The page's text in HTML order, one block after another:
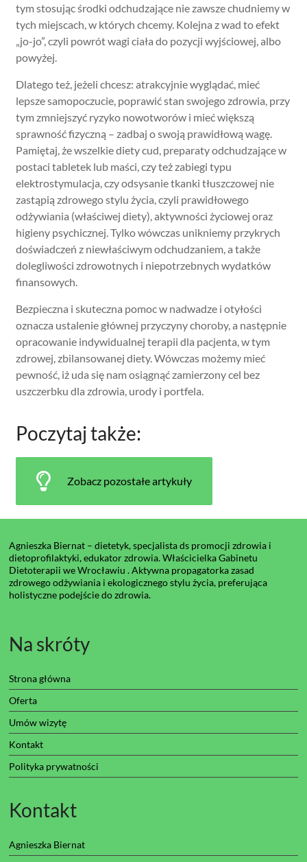
tym stosując środki odchudzające nie zawsze chudniemy w
tych miejscach, w których chcemy. Kolejna z wad to efekt
„jo-jo”, czyli powrót wagi ciała do pozycji wyjściowej, albo
powyżej.
Dlatego też, jeżeli chcesz: atrakcyjnie wyglądać, mieć
lepsze samopoczucie, poprawić stan swojego zdrowia, przy
tym zmniejszyć ryzyko nowotworów i mieć większą
sprawność fizyczną – zadbaj o swoją prawidłową wagę.
Pamiętaj, że wszelkie diety cud, preparaty odchudzające w
postaci tabletek lub maści, czy też zabiegi typu
elektrostymulacja, czy odsysanie tkanki tłuszczowej nie
zastąpią zdrowego stylu życia, czyli prawidłowego
odżywiania (właściwej diety), aktywności życiowej oraz
higieny psychicznej. Tylko wówczas unikniemy przykrych
doświadczeń z niewłaściwym odchudzaniem, a także
dolegliwości zdrowotnych i niepotrzebnych wydatków
finansowych.
Bezpieczna i skuteczna pomoc w nadwadze i otyłości
oznacza ustalenie głównej przyczyny choroby, a następnie
opracowanie indywidualnej terapii dla pacjenta, w tym
zdrowej, zbilansowanej diety. Wówczas możemy mieć
pewność, iż uda się nam osiągnąć zamierzony cel bez
uszczerbku dla zdrowia, urody i portfela.
Poczytaj także:
Zobacz pozostałe artykuły
Agnieszka Biernat – dietetyk, specjalista ds promocji zdrowia i
dietoprofilaktyki, edukator zdrowia. Właścicielka Gabinetu
Dietoterapii we Wrocławiu . Aktywna propagatorka zasad
zdrowego odżywiania i ekologicznego stylu życia, preferująca
holistyczne podejście do zdrowia.
Na skróty
Strona główna
Oferta
Umów wizytę
Kontakt
Polityka prywatności
Kontakt
Agnieszka Biernat